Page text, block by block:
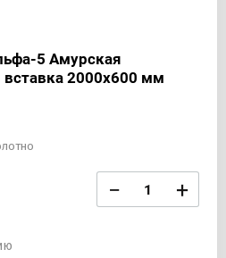
5 Амурская
вставка 2000х600 мм
− +